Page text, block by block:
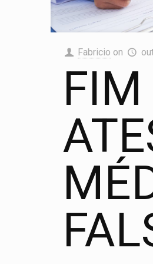
Fabricio on
FIM